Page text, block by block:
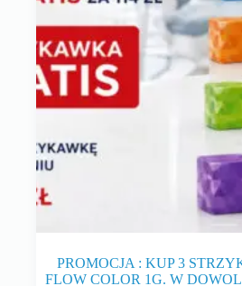
PROMOCJA : KUP 3
FLOW COLOR 1G. W